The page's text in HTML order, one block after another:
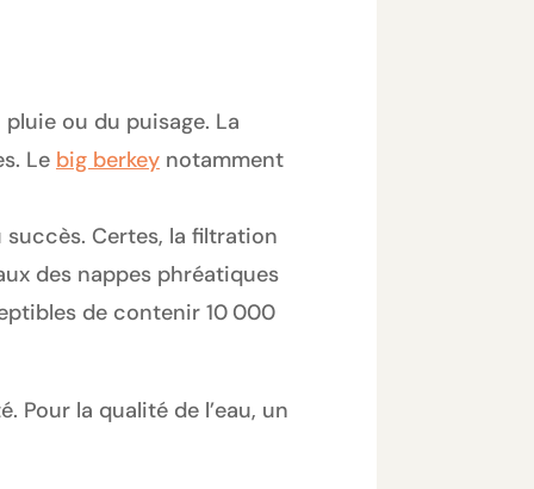
ou du puisage. La
Le big berkey notamment
Certes, la filtration
des nappes phréatiques
de contenir 10 000
Pour la qualité de l’eau, un